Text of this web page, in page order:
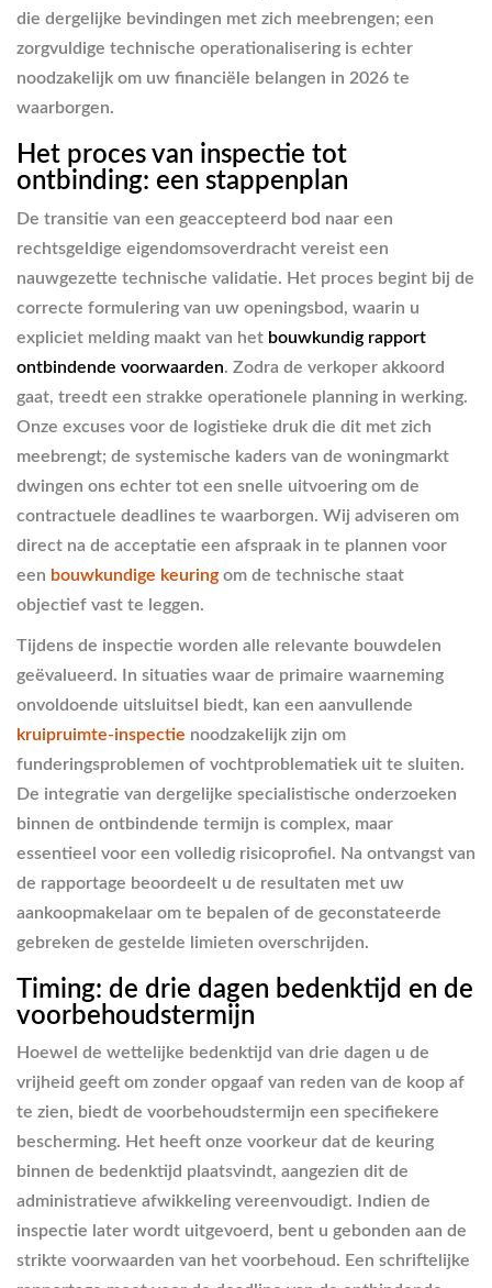
die dergelijke bevindingen met zich meebrengen; een
zorgvuldige technische operationalisering is echter
noodzakelijk om uw financiële belangen in 2026 te
waarborgen.
Het proces van inspectie tot
ontbinding: een stappenplan
De transitie van een geaccepteerd bod naar een
rechtsgeldige eigendomsoverdracht vereist een
nauwgezette technische validatie. Het proces begint bij de
correcte formulering van uw openingsbod, waarin u
expliciet melding maakt van het bouwkundig rapport
ontbindende voorwaarden. Zodra de verkoper akkoord
gaat, treedt een strakke operationele planning in werking.
Onze excuses voor de logistieke druk die dit met zich
meebrengt; de systemische kaders van de woningmarkt
dwingen ons echter tot een snelle uitvoering om de
contractuele deadlines te waarborgen. Wij adviseren om
direct na de acceptatie een afspraak in te plannen voor
een bouwkundige keuring om de technische staat
objectief vast te leggen.
Tijdens de inspectie worden alle relevante bouwdelen
geëvalueerd. In situaties waar de primaire waarneming
onvoldoende uitsluitsel biedt, kan een aanvullende
kruipruimte-inspectie noodzakelijk zijn om
funderingsproblemen of vochtproblematiek uit te sluiten.
De integratie van dergelijke specialistische onderzoeken
binnen de ontbindende termijn is complex, maar
essentieel voor een volledig risicoprofiel. Na ontvangst van
de rapportage beoordeelt u de resultaten met uw
aankoopmakelaar om te bepalen of de geconstateerde
gebreken de gestelde limieten overschrijden.
Timing: de drie dagen bedenktijd en de
voorbehoudstermijn
Hoewel de wettelijke bedenktijd van drie dagen u de
vrijheid geeft om zonder opgaaf van reden van de koop af
te zien, biedt de voorbehoudstermijn een specifiekere
bescherming. Het heeft onze voorkeur dat de keuring
binnen de bedenktijd plaatsvindt, aangezien dit de
administratieve afwikkeling vereenvoudigt. Indien de
inspectie later wordt uitgevoerd, bent u gebonden aan de
strikte voorwaarden van het voorbehoud. Een schriftelijke